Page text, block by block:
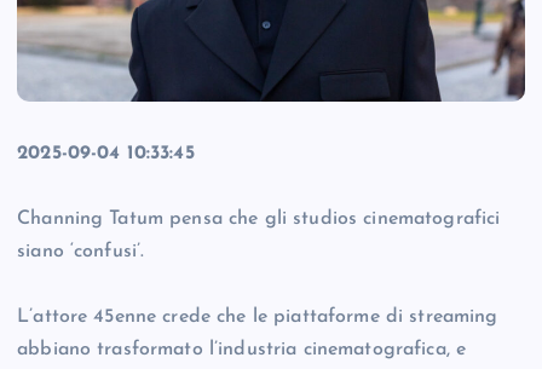
2025-09-04 10:33:45
Channing Tatum pensa che gli studios cinematografici
siano ‘confusi’.
L’attore 45enne crede che le piattaforme di streaming
abbiano trasformato l’industria cinematografica, e